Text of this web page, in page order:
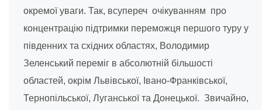
окремої уваги. Так, всупереч очікуванням про
концентрацію підтримки переможця першого туру у
південних та східних областях, Володимир
Зеленський переміг в абсолютній більшості
областей, окрім Львівської, Івано-Франківської,
Тернопільської, Луганської та Донецької. Звичайно,